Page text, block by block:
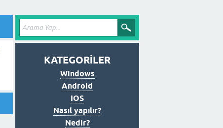
KATEGORİLER
Windows
Android
IOS
Nasıl yapılır?
Nedir?